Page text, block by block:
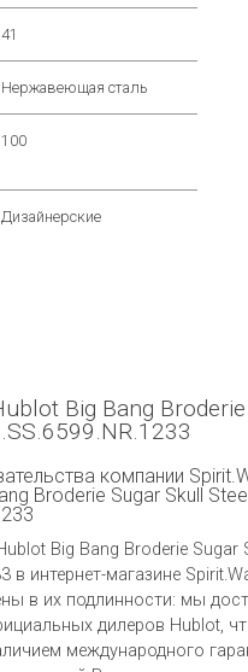
41
Нержавеющая сталь
100
Дизайнерские
Big Bang
компании
Broderie Sugar Skull
Big Bang Broderie Sugar
в интернет-магазине
в их подлинности: мы
дилеров Hublot,
международного